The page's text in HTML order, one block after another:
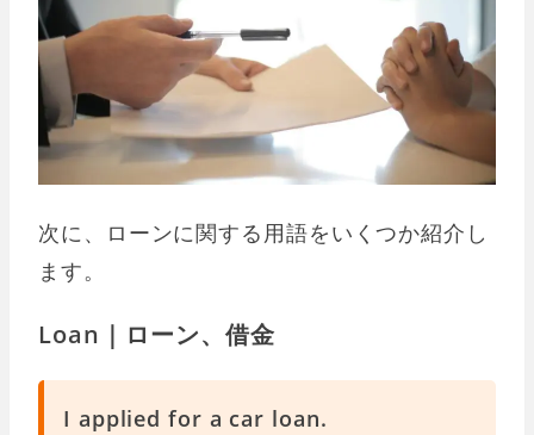
次に、ローンに関する用語をいくつか紹介し
ます。
Loan｜ローン、借金
I applied for a car loan.